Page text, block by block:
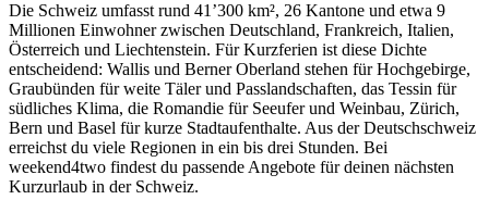
Die Schweiz umfasst rund 41’300 km², 26 Kantone und etwa 9
Millionen Einwohner zwischen Deutschland, Frankreich, Italien,
Österreich und Liechtenstein. Für Kurzferien ist diese Dichte
entscheidend: Wallis und Berner Oberland stehen für Hochgebirge,
Graubünden für weite Täler und Passlandschaften, das Tessin für
südliches Klima, die Romandie für Seeufer und Weinbau, Zürich,
Bern und Basel für kurze Stadtaufenthalte. Aus der Deutschschweiz
erreichst du viele Regionen in ein bis drei Stunden. Bei
weekend4two findest du passende Angebote für deinen nächsten
Kurzurlaub in der Schweiz.